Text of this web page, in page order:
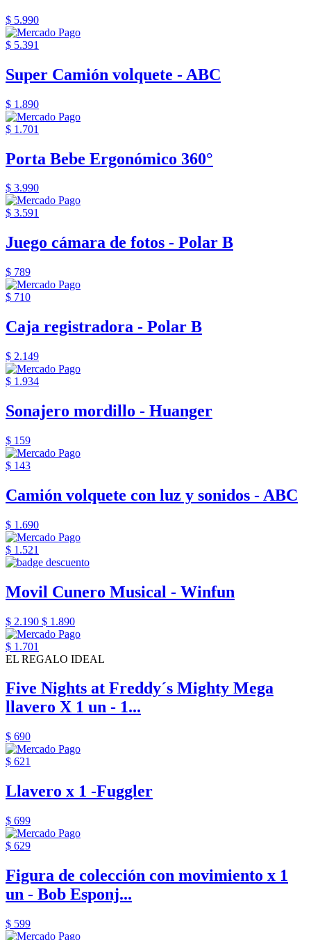
$ 5.990
$ 5.391
Super Camión volquete - ABC
$ 1.890
$ 1.701
Porta Bebe Ergonómico 360°
$ 3.990
$ 3.591
Juego cámara de fotos - Polar B
$ 789
$ 710
Caja registradora - Polar B
$ 2.149
$ 1.934
Sonajero mordillo - Huanger
$ 159
$ 143
Camión volquete con luz y sonidos - ABC
$ 1.690
$ 1.521
Movil Cunero Musical - Winfun
$ 2.190 $ 1.890
$ 1.701
EL REGALO IDEAL
Five Nights at Freddy´s Mighty Mega
llavero X 1 un - 1...
$ 690
$ 621
Llavero x 1 -Fuggler
$ 699
$ 629
Figura de colección con movimiento x 1
un - Bob Esponj...
$ 599